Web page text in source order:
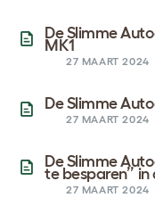
De Slimme
MK1
27 MAART 2024
De Slimme
27 MAART 2024
De Slimme
te besparen’’
27 MAART 2024